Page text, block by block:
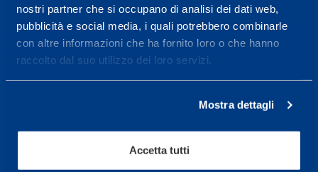
nostri partner che si occupano di analisi dei dati web,
pubblicità e social media, i quali potrebbero combinarle
con altre informazioni che ha fornito loro o che hanno
raccolto dal suo utilizzo dei loro servizi.
Mostra dettagli
Accetta tutti
Servizi
Servizi Medici
Test di valutazione